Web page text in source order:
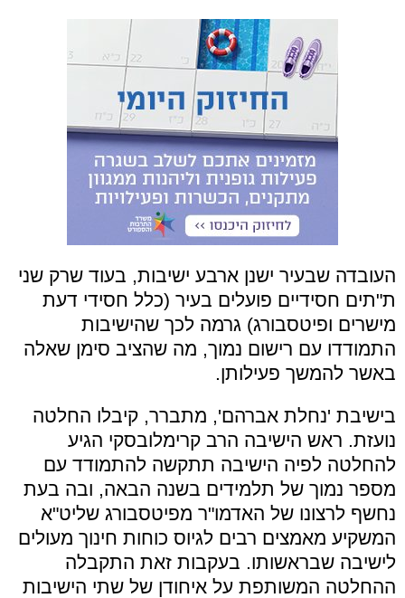
העובדה שבעיר ישנן ארבע ישיבות, בעוד שרק שני
ת"תים חסידיים פועלים בעיר (כלל חסידי דעת
מישרים ופיטסבורג) גרמה לכך שהישיבות
התמודדו עם רישום נמוך, מה שהציב סימן שאלה
באשר להמשך פעילותן.
בישיבת 'נחלת אברהם', מתברר, קיבלו החלטה
נועזת. ראש הישיבה הרב קרימלובסקי הגיע
להחלטה לפיה הישיבה תתקשה להתמודד עם
מספר נמוך של תלמידים בשנה הבאה, ובה בעת
נחשף לרצונו של האדמו"ר מפיטסבורג שליט"א
המשקיע מאמצים רבים לגיוס כוחות חינוך מעולים
לישיבה שבראשותו. בעקבות זאת התקבלה
ההחלטה המשותפת על איחודן של שתי הישיבות